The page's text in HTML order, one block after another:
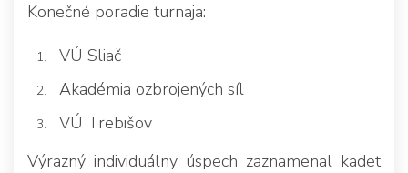
Konečné poradie turnaja:
VÚ Sliač
Akadémia ozbrojených síl
VÚ Trebišov
Výrazný individuálny úspech zaznamenal kadet